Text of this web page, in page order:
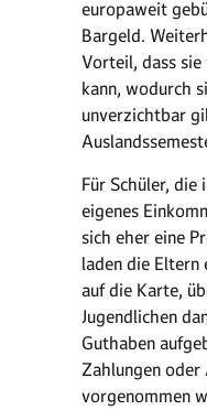
europaweit
Bargeld.
Vorteil, dass
kann, wodurch
unverzichtbar
Für Schüler, die
eigenes
sich eher eine
laden die Eltern
auf die Karte,
Jugendlichen
Guthaben
Zahlungen
vorgenommen